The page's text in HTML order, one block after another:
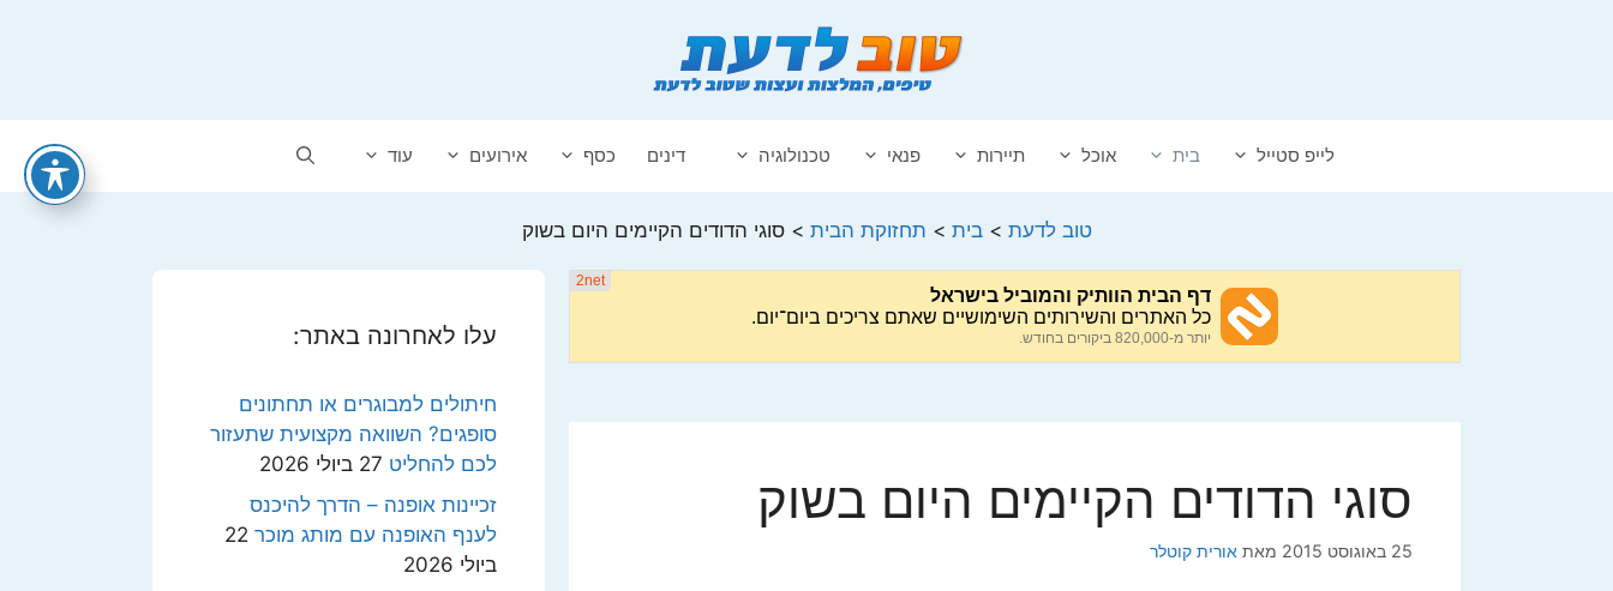
לייפ סטייל בית אוכל תיירות פנאי טכנולוגיה דינים כסף אירועים עוד
טוב לדעת >בית > תחזוקת הבית >סוגי הדודים הקיימים היום בשוק
סוגי הדודים הקיימים היום בשוק
25 באוגוסט 2015 מאת אורית קוטלר
עלו לאחרונה באתר:
חיתולים למבוגרים או תחתונים
סופגים? השוואה מקצועית שתעזור
לכם להחליט 27 ביולי 2026
זכיינות אופנה – הדרך להיכנס
לענף האופנה עם מותג מוכר 22
ביולי 2026